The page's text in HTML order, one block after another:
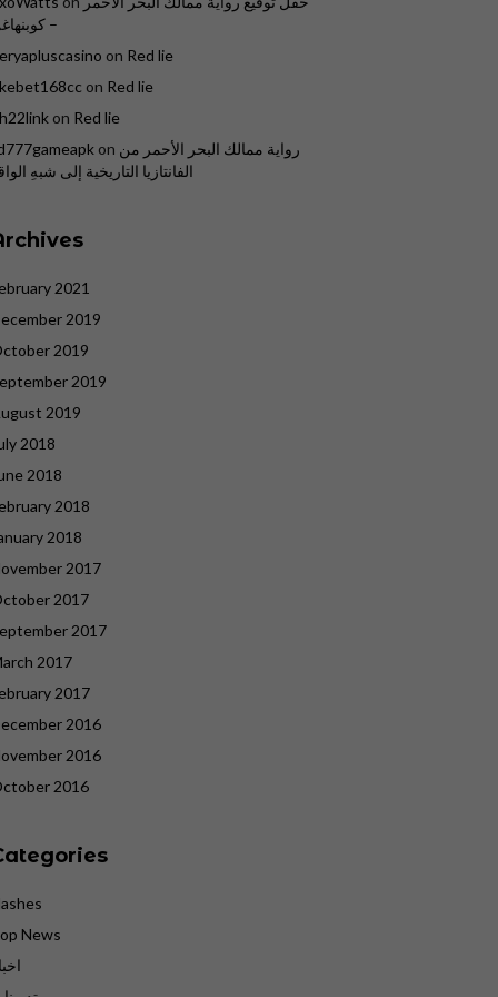
–
on Red lie
on Red lie
on Red lie
on رواية ممالك البحر الأحمر من
الفانتازيا التاريخية إلى شبهِ
2021
2019
2019
2019
2019
2018
2018
2018
2018
2017
2017
2017
2017
2017
2016
2016
2016
News